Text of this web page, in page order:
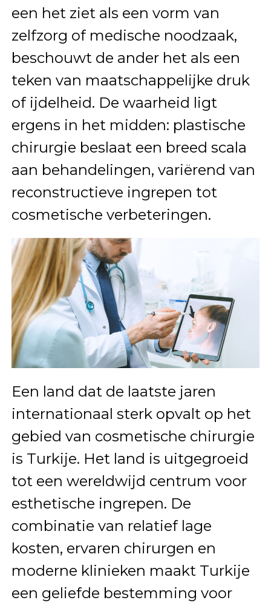
een het ziet als een vorm van
zelfzorg of medische noodzaak,
beschouwt de ander het als een
teken van maatschappelijke druk
of ijdelheid. De waarheid ligt
ergens in het midden: plastische
chirurgie beslaat een breed scala
aan behandelingen, variërend van
reconstructieve ingrepen tot
cosmetische verbeteringen.
Een land dat de laatste jaren
internationaal sterk opvalt op het
gebied van cosmetische chirurgie
is Turkije. Het land is uitgegroeid
tot een wereldwijd centrum voor
esthetische ingrepen. De
combinatie van relatief lage
kosten, ervaren chirurgen en
moderne klinieken maakt Turkije
een geliefde bestemming voor